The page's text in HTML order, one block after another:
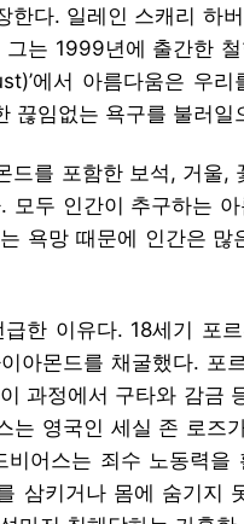
한다. 일레인 스캐리 하
는 1999년에 출간한
에서 아름다움은 우리
끊임없는 욕구를 불러일
드를 포함한 보석, 거울,
모두 인간이 추구하는
욕망 때문에 인간은
한 이유다. 18세기 포
아몬드를 채굴했다. 포
과정에서 구타와 감금
는 영국인 세실 존 로즈
비어스는 죄수 노동력을
삼키거나 몸에 숨기지